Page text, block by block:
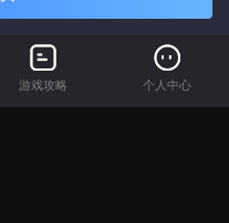
游戏攻略 个人中心